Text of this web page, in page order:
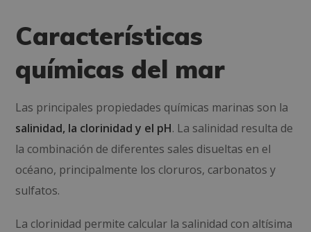
Características
químicas del mar
Las principales propiedades químicas marinas son la
salinidad, la clorinidad y el pH. La salinidad resulta de
la combinación de diferentes sales disueltas en el
océano, principalmente los cloruros, carbonatos y
sulfatos.
La clorinidad permite calcular la salinidad con altísima